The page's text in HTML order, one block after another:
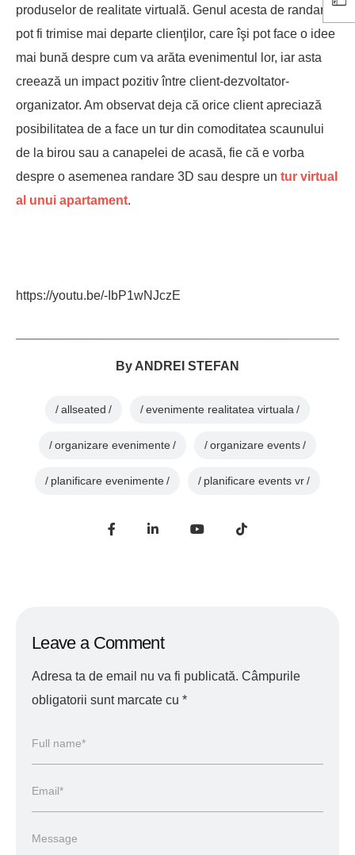
produselor de realitate virtuală. Genul acesta de randari
pot fi trimise mai departe clienţilor, care îşi pot face o idee
mai bună despre cum va arăta evenimentul lor, iar asta
creează un impact pozitiv între client-dezvoltator-
organizator. Am observat deja că orice client apreciază
posibilitatea de a face un tur din comoditatea scaunului
de la birou sau a canapelei de acasă, fie că e vorba
despre o asemenea randare 3D sau despre un tur virtual
al unui apartament.
https://youtu.be/-IbP1wNJczE
By ANDREI STEFAN
allseated evenimente realitatea virtuala
organizare evenimente organizare events
planificare evenimente planificare events vr
Leave a Comment
Adresa ta de email nu va fi publicată. Câmpurile
obligatorii sunt marcate cu *